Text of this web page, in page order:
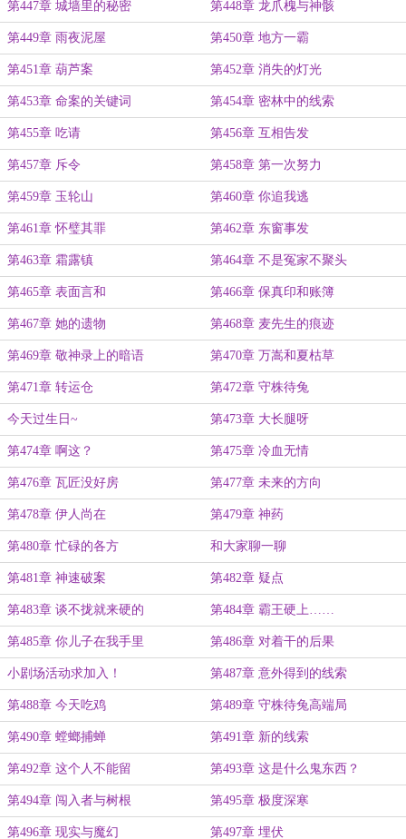
第447章 城墙里的秘密 第448章 龙爪槐与神骸
第449章 雨夜泥屋 第450章 地方一霸
第451章 葫芦案 第452章 消失的灯光
第453章 命案的关键词 第454章 密林中的线索
第455章 吃请 第456章 互相告发
第457章 斥令 第458章 第一次努力
第459章 玉轮山 第460章 你追我逃
第461章 怀璧其罪 第462章 东窗事发
第463章 霜露镇 第464章 不是冤家不聚头
第465章 表面言和 第466章 保真印和账簿
第467章 她的遗物 第468章 麦先生的痕迹
第469章 敬神录上的暗语 第470章 万嵩和夏枯草
第471章 转运仓 第472章 守株待兔
今天过生日~ 第473章 大长腿呀
第474章 啊这？ 第475章 冷血无情
第476章 瓦匠没好房 第477章 未来的方向
第478章 伊人尚在 第479章 神药
第480章 忙碌的各方 和大家聊一聊
第481章 神速破案 第482章 疑点
第483章 谈不拢就来硬的 第484章 霸王硬上……
第485章 你儿子在我手里 第486章 对着干的后果
小剧场活动求加入！ 第487章 意外得到的线索
第488章 今天吃鸡 第489章 守株待兔高端局
第490章 螳螂捕蝉 第491章 新的线索
第492章 这个人不能留 第493章 这是什么鬼东西？
第494章 闯入者与树根 第495章 极度深寒
第496章 现实与魔幻 第497章 埋伏